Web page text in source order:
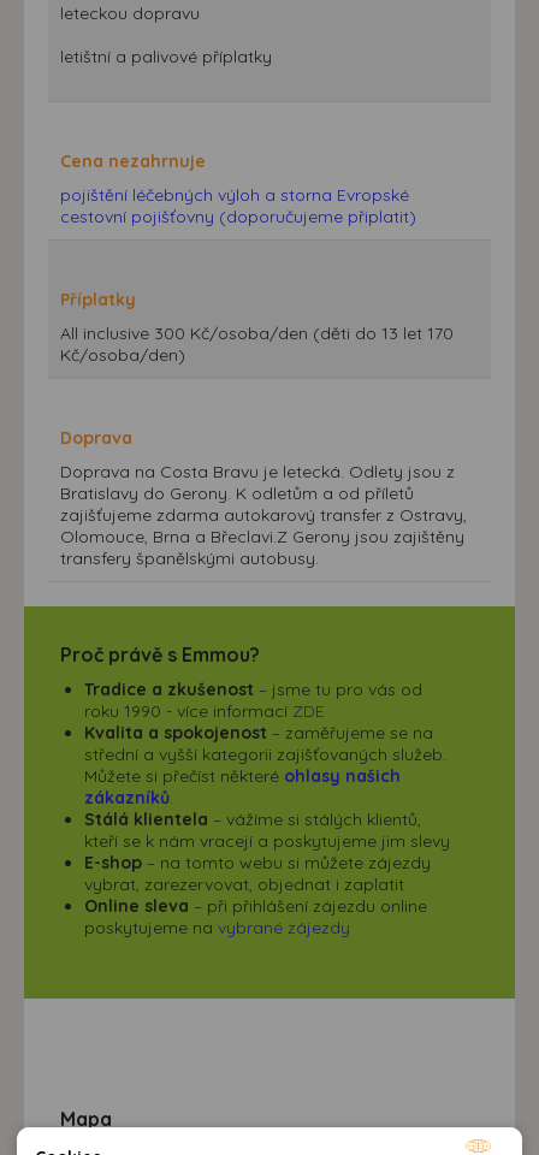
leteckou dopravu
letištní a palivové příplatky
Cena nezahrnuje
pojištění léčebných výloh a storna Evropské
cestovní pojišťovny (doporučujeme připlatit)
Příplatky
All inclusive 300 Kč/osoba/den (děti do 13 let 170
Kč/osoba/den)
Doprava
Doprava na Costa Bravu je letecká. Odlety jsou z
Bratislavy do Gerony. K odletům a od příletů
zajišťujeme zdarma autokarový transfer z Ostravy,
Olomouce, Brna a Břeclavi.Z Gerony jsou zajištěny
transfery španělskými autobusy.
Proč právě s Emmou?
Tradice a zkušenost – jsme tu pro vás od
roku 1990 - více informací ZDE
Kvalita a spokojenost – zaměřujeme se na
střední a vyšší kategorii zajišťovaných služeb.
Můžete si přečíst některé ohlasy našich
zákazníků.
Stálá klientela – vážíme si stálých klientů,
kteří se k nám vracejí a poskytujeme jim slevy
E-shop – na tomto webu si můžete zájezdy
vybrat, zarezervovat, objednat i zaplatit
Online sleva – při přihlášení zájezdu online
poskytujeme na vybrané zájezdy
Mapa